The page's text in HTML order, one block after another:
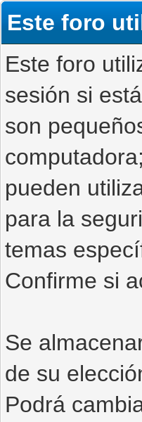
Este foro
Este foro
sesión si
son
pueden
para la
temas
Confirme si
Se
de su
Podrá